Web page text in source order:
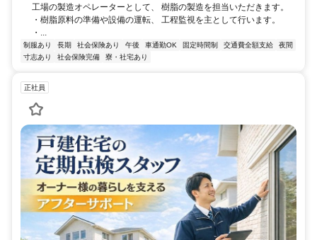
工場の製造オペレーターとして、 樹脂の製造を担当いただきます。
・樹脂原料の準備や設備の運転、 工程監視を主として行います。
・...
制服あり 長期 社会保険あり 午後 車通勤OK 固定時間制 交通費全額支給
夜間
寸志あり
社会保険完備 寮・社宅あり
正社員